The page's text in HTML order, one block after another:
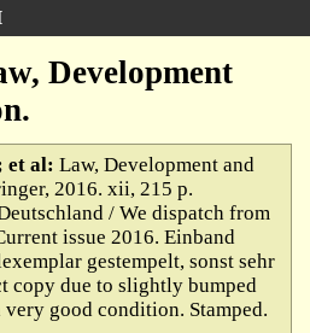
Development
et al: Law, Development and
2016. xii, 215 p.
/ We dispatch from
issue 2016. Einband
gestempelt, sonst sehr
copy due to slightly bumped
good condition. Stamped.